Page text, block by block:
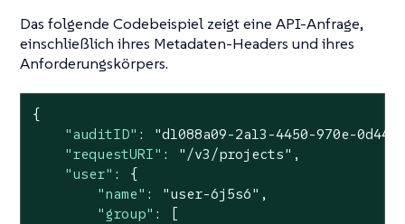
Das folgende Codebeispiel zeigt eine API-Anfrage,
einschließlich ihres Metadaten-Headers und ihres
Anforderungskörpers.
{
"auditID" :
"d1088a09-2a13-4450-970e-
"requestURI" : "/v3/projects" ,
"user" : {
"name" : "user-6j5s6" ,
"group" : [